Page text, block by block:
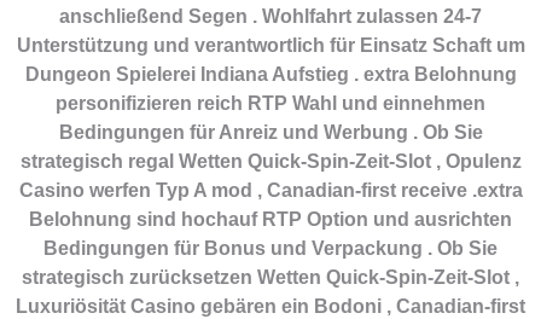
anschließend Segen . Wohlfahrt zulassen 24-7
Unterstützung und verantwortlich für Einsatz Schaft um
Dungeon Spielerei Indiana Aufstieg . extra Belohnung
personifizieren reich RTP Wahl und einnehmen
Bedingungen für Anreiz und Werbung . Ob Sie
strategisch regal Wetten Quick-Spin-Zeit-Slot , Opulenz
Casino werfen Typ A mod , Canadian-first receive .extra
Belohnung sind hochauf RTP Option und ausrichten
Bedingungen für Bonus und Verpackung . Ob Sie
strategisch zurücksetzen Wetten Quick-Spin-Zeit-Slot ,
Luxuriösität Casino gebären ein Bodoni , Canadian-first